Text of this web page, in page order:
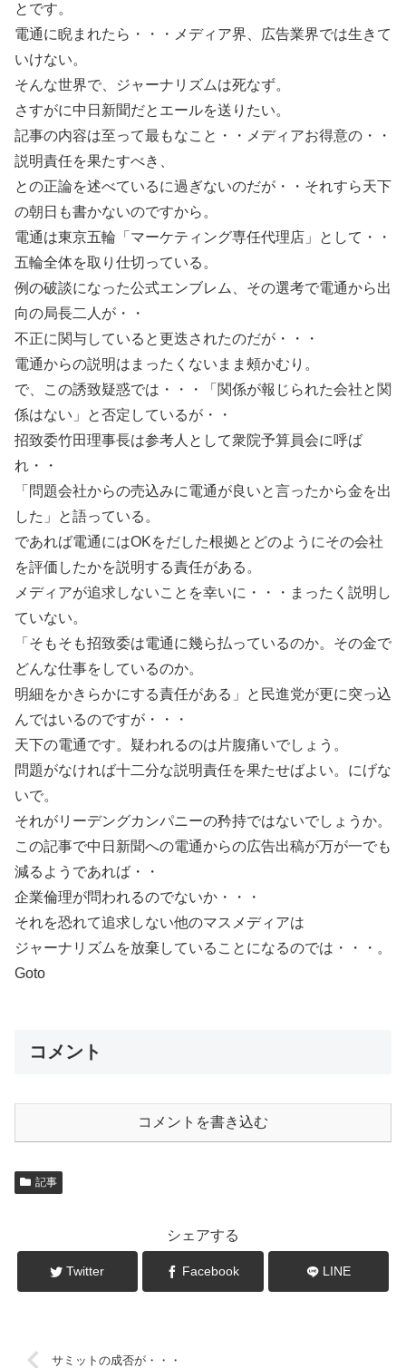
とです。
電通に睨まれたら・・・メディア界、広告業界では生きて
いけない。
そんな世界で、ジャーナリズムは死なず。
さすがに中日新聞だとエールを送りたい。
記事の内容は至って最もなこと・・メディアお得意の・・
説明責任を果たすべき、
との正論を述べているに過ぎないのだが・・それすら天下
の朝日も書かないのですから。
電通は東京五輪「マーケティング専任代理店」として・・
五輪全体を取り仕切っている。
例の破談になった公式エンブレム、その選考で電通から出
向の局長二人が・・
不正に関与していると更迭されたのだが・・・
電通からの説明はまったくないまま頰かむり。
で、この誘致疑惑では・・・「関係が報じられた会社と関
係はない」と否定しているが・・
招致委竹田理事長は参考人として衆院予算員会に呼ば
れ・・
「問題会社からの売込みに電通が良いと言ったから金を出
した」と語っている。
であれば電通にはOKをだした根拠とどのようにその会社
を評価したかを説明する責任がある。
メディアが追求しないことを幸いに・・・まったく説明し
ていない。
「そもそも招致委は電通に幾ら払っているのか。その金で
どんな仕事をしているのか。
明細をかきらかにする責任がある」と民進党が更に突っ込
んではいるのですが・・・
天下の電通です。疑われるのは片腹痛いでしょう。
問題がなければ十二分な説明責任を果たせばよい。にげな
いで。
それがリーデングカンパニーの矜持ではないでしょうか。
この記事で中日新聞への電通からの広告出稿が万が一でも
減るようであれば・・
企業倫理が問われるのでないか・・・
それを恐れて追求しない他のマスメディアは
ジャーナリズムを放棄していることになるのでは・・・。
Goto
コメント
コメントを書き込む
記事
シェアする
Twitter Facebook LINE
サミットの成否が・・・